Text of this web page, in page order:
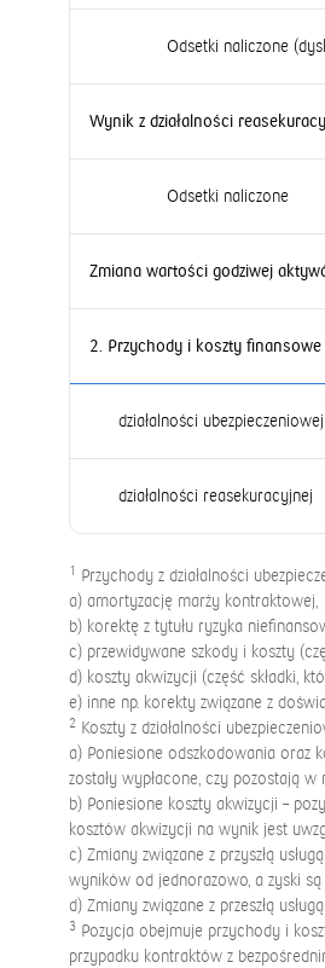
Odsetki naliczone
Wynik z działalności
Odsetki naliczone
Zmiana wartości godziwej
2. Przychody i koszty
działalności
działalności reasekuracyjnej
1
Przychody z działalności
a) amortyzację marży kontraktowej,
b) korektę z tytułu ryzyka
c) przewidywane szkody i koszty
d) koszty akwizycji (część składki,
e) inne np. korekty związane z
2 Koszty z działalności
a) Poniesione odszkodowania oraz
zostały wypłacone, czy pozostają
b) Poniesione koszty akwizycji –
kosztów akwizycji na wynik jest
c) Zmiany związane z przyszłą
wyników od jednorazowo, a zyski
d) Zmiany związane z przeszłą
3 Pozycja obejmuje przychody i
przypadku kontraktów z